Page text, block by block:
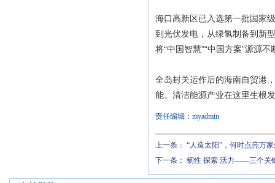
海口高新区已入选第一批国家
到光伏发电，从绿氢制备到新
将“中国智慧”“中国方案”源源不
全岛封关运作后的海南自贸港
能。清洁能源产业在这里生根
责任编辑：myadmin
上一条： “人造太阳”，何时点亮万
下一条： 韧性 探索 活力——三个关